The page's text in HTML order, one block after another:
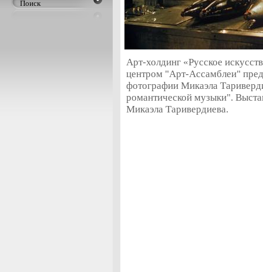
Арт-холдинг «Русское
центром "Арт-Ассамблеи"
фотографии Микаэла
романтической музыки".
Микаэла Таривердиева.